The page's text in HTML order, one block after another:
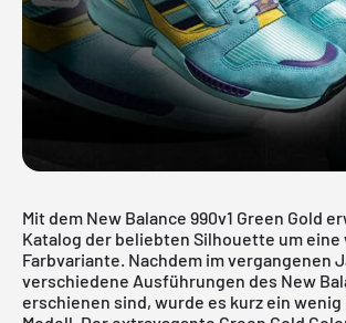
Mit dem New Balance 990v1 Green Gold
Katalog der beliebten Silhouette um
Farbvariante. Nachdem im vergangenen
verschiedene Ausführungen des New
erschienen sind, wurde es kurz ein wenig